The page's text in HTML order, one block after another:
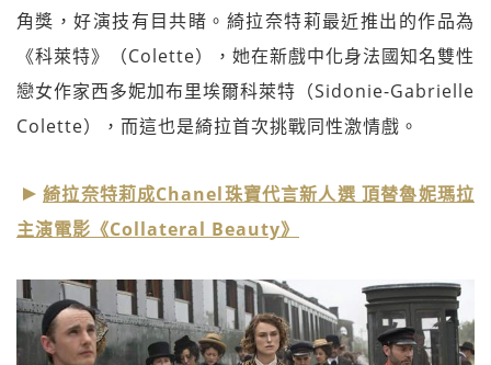
角獎，好演技有目共睹。綺拉奈特莉最近推出的作品為
《科萊特》（Colette），她在新戲中化身法國知名雙性
戀女作家西多妮加布里埃爾科萊特（Sidonie-Gabrielle
Colette），而這也是綺拉首次挑戰同性激情戲。
綺拉奈特莉成Chanel珠寶代言新人選 頂替魯妮瑪拉
主演電影《Collateral Beauty》